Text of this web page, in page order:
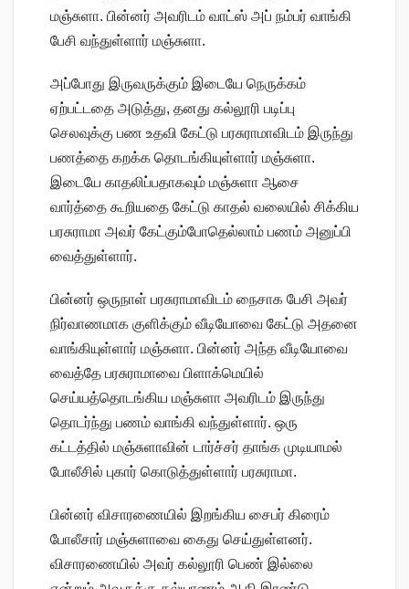
மஞ்சுளா. பின்னர் அவரிடம் வாட்ஸ் அப் நம்பர் வாங்கி
பேசி வந்துள்ளார் மஞ்சுளா.
அப்போது இருவருக்கும் இடையே நெருக்கம்
ஏற்பட்டதை அடுத்து, தனது கல்லூரி படிப்பு
செலவுக்கு பண உதவி கேட்டு பரசுராமாவிடம் இருந்து
பணத்தை கறக்க தொடங்கியுள்ளார் மஞ்சுளா.
இடையே காதலிப்பதாகவும் மஞ்சுளா ஆசை
வார்த்தை கூறியதை கேட்டு காதல் வலையில் சிக்கிய
பரசுராமா அவர் கேட்கும்போதெல்லாம் பணம் அனுப்பி
வைத்துள்ளார்.
பின்னர் ஒருநாள் பரசுராமாவிடம் நைசாக பேசி அவர்
நிர்வாணமாக குளிக்கும் வீடியோவை கேட்டு அதனை
வாங்கியுள்ளார் மஞ்சுளா. பின்னர் அந்த வீடியோவை
வைத்தே பரசுராமாவை பிளாக்மெயில்
செய்யத்தொடங்கிய மஞ்சுளா அவரிடம் இருந்து
தொடர்ந்து பணம் வாங்கி வந்துள்ளார். ஒரு
கட்டத்தில் மஞ்சுளாவின் டார்ச்சர் தாங்க முடியாமல்
போலீசில் புகார் கொடுத்துள்ளார் பரசுராமா.
பின்னர் விசாரணையில் இறங்கிய சைபர் கிரைம்
போலீசார் மஞ்சுளாவை கைது செய்துள்ளனர்.
விசாரணையில் அவர் கல்லூரி பெண் இல்லை